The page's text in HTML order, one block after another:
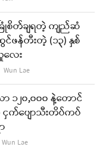
ြုံစိတ်ချရတဲ့ ကျည်ဆံ
င်ဖန်တီးတဲ့ (၁၃) နှစ်
ေး
Author
Wun Lae
၁၂၀,၀၀၀ နဲ့တောင်
က်ပျောသီးတိပ်ကပ်
Author
Wun Lae